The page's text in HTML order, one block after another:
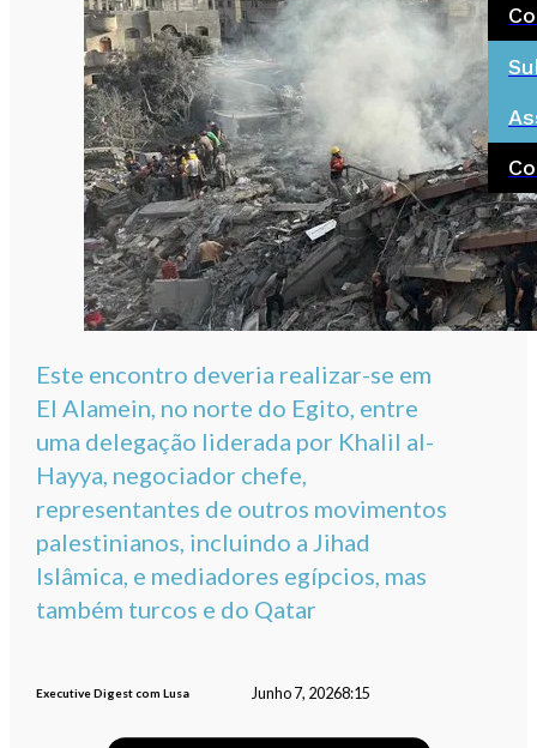
Este encontro deveria realizar-se em
El Alamein, no norte do Egito, entre
uma delegação liderada por Khalil al-
Hayya, negociador chefe,
representantes de outros movimentos
palestinianos, incluindo a Jihad
Islâmica, e mediadores egípcios, mas
também turcos e do Qatar
Executive Digest com Lusa Junho 7, 20268:15